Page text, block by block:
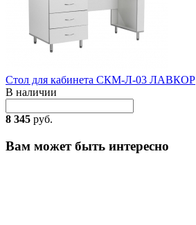
Стол для кабинета СКМ-Л-03 ЛАВКОР
В наличии
8 345 руб.
Вам может быть интересно